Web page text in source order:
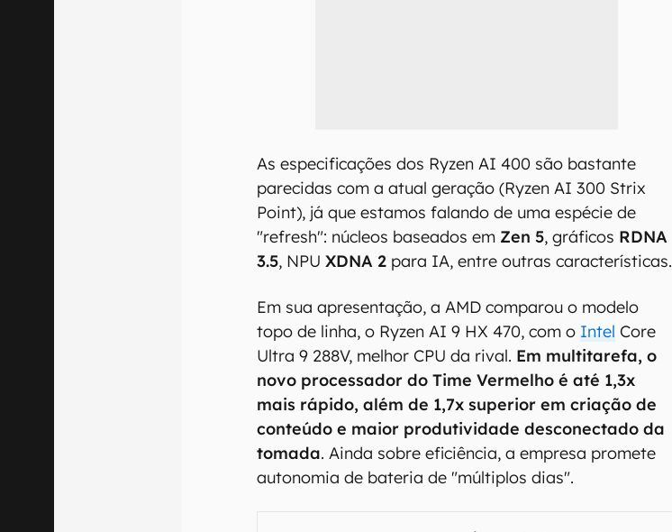
As especificações dos Ryzen AI 400 são bastante
parecidas com a atual geração (Ryzen AI 300 Strix
Point), já que estamos falando de uma espécie de
"refresh": núcleos baseados em Zen 5, gráficos RDNA
3.5, NPUXDNA 2 para IA, entre outras características.
Em sua apresentação, a AMD comparou o modelo
topo de linha, o Ryzen AI 9 HX 470, com o Intel Core
Ultra 9 288V, melhor CPU da rival. Em multitarefa, o
novo processador do Time Vermelho é até 1,3x
mais rápido, além de 1,7x superior em criação de
conteúdo e maior produtividade desconectado da
tomada. Ainda sobre eficiência, a empresa promete
autonomia de bateria de "múltiplos dias".